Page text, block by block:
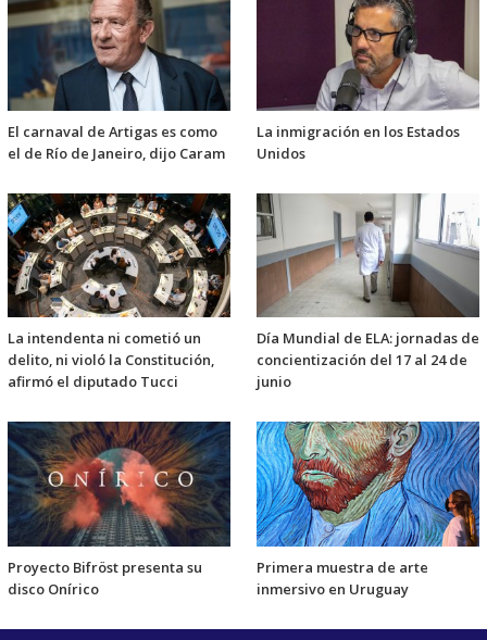
El carnaval de Artigas es como
el de Río de Janeiro, dijo Caram
La inmigración en los Estados
Unidos
La intendenta ni cometió un
delito, ni violó la Constitución,
afirmó el diputado Tucci
Día Mundial de ELA: jornadas de
concientización del 17 al 24 de
junio
Proyecto Bifröst presenta su
disco Onírico
Primera muestra de arte
inmersivo en Uruguay